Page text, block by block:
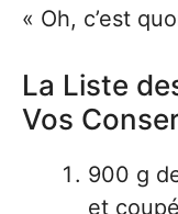
« Oh, c’est
La Liste
Vos
900 g
et